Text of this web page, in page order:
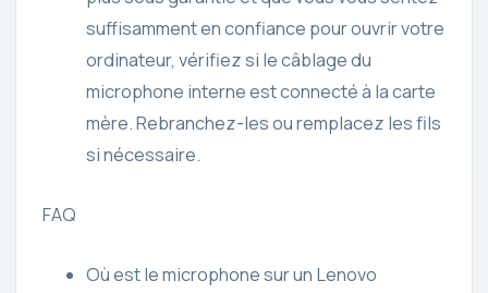
suffisamment en confiance pour ouvrir votre
ordinateur, vérifiez si le câblage du
microphone interne est connecté à la carte
mère. Rebranchez-les ou remplacez les fils
si nécessaire.
FAQ
Où est le microphone sur un Lenovo